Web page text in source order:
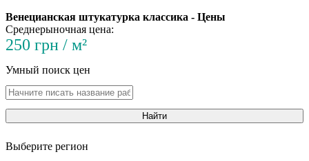
Венецианская штукатурка классика - Цены
Среднерыночная цена:
250 грн / м²
Умный поиск цен
Найти
Выберите регион